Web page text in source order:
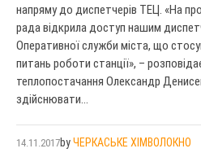
напряму до диспетчерів ТЕЦ. «На
рада відкрила доступ нашим
Оперативної служби міста, що
питань роботи станції», –
теплопостачання Олександр
здійснювати...
14.11.2017byЧЕРКАСЬКЕ ХІМВОЛОКНО